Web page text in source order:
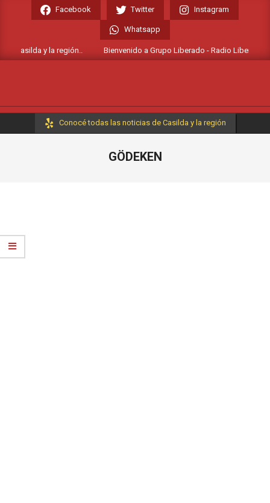
Facebook Twitter Instagram
Whatsapp
Casilda y la región.. Bienvenido a Grupo Liberado - Radio Liberada
Primary
Conocé todas las noticias de Casilda y la región
GÖDEKEN